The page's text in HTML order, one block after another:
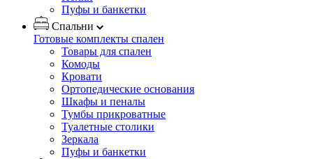
Пуфы и банкетки
Спальни
Готовые комплекты спален
Товары для спален
Комоды
Кровати
Ортопедические основания
Шкафы и пеналы
Тумбы прикроватные
Туалетные столики
Зеркала
Пуфы и банкетки